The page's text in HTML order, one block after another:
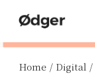
Home Digital